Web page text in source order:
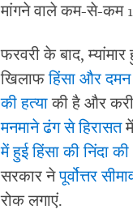
मांगने वाले कम-से-कम
फरवरी के बाद,
खिलाफहिंसा और
की हत्याकी है और
मनमाने ढंग से हिरासतमें
में हुई हिंसा की निंदा की
सरकार नेपूर्वोत्तर
रोक लगाएं.